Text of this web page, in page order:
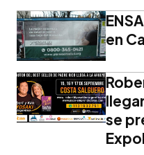
en
se